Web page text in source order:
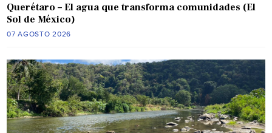
Querétaro – El agua que transforma comunidades (El
Sol de México)
07 AGOSTO 2026